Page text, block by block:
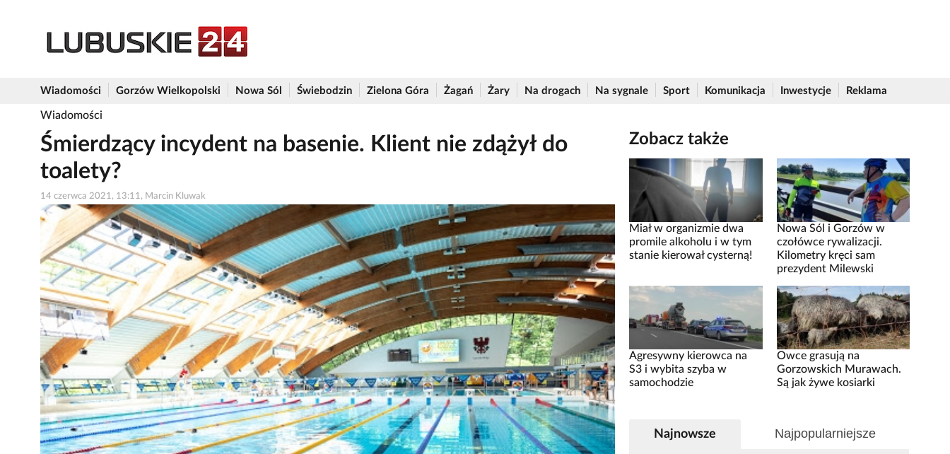
Wiadomości Gorzów Wielkopolski Nowa Sól Świebodzin Zielona Góra Żagań Żary Na drogach Na sygnale Sport Komunikacja Inwestycje Reklama
Wiadomości
Śmierdzący incydent na basenie. Klient nie zdążył do
toalety?
14 czerwca 2021, 13:11, Marcin Kluwak
Zobacz także
Miał w organizmie dwa
promile alkoholu i w tym
stanie kierował cysterną!
Nowa Sól i Gorzów w
czołówce rywalizacji.
Kilometry kręci sam
prezydent Milewski
Agresywny kierowca na
S3 i wybita szyba w
samochodzie
Owce grasują na
Gorzowskich Murawach.
Są jak żywe kosiarki
Najnowsze Najpopularniejsze